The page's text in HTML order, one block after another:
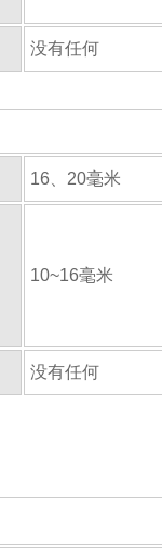
没有任何
16、20毫米
10~16毫米
没有任何